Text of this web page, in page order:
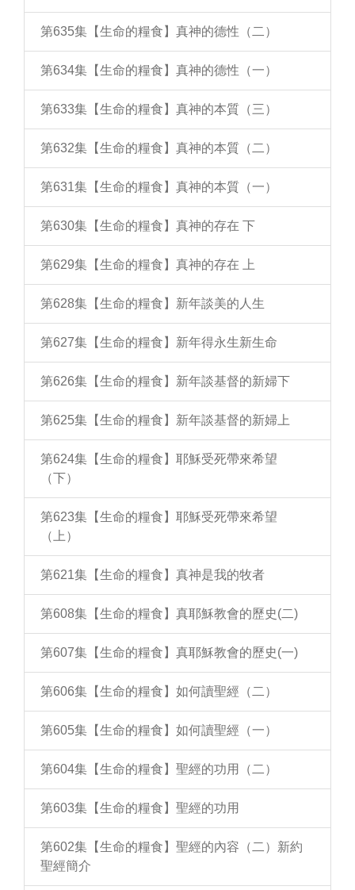
第635集【生命的糧食】真神的德性（二）
第634集【生命的糧食】真神的德性（一）
第633集【生命的糧食】真神的本質（三）
第632集【生命的糧食】真神的本質（二）
第631集【生命的糧食】真神的本質（一）
第630集【生命的糧食】真神的存在 下
第629集【生命的糧食】真神的存在 上
第628集【生命的糧食】新年談美的人生
第627集【生命的糧食】新年得永生新生命
第626集【生命的糧食】新年談基督的新婦下
第625集【生命的糧食】新年談基督的新婦上
第624集【生命的糧食】耶穌受死帶來希望
（下）
第623集【生命的糧食】耶穌受死帶來希望
（上）
第621集【生命的糧食】真神是我的牧者
第608集【生命的糧食】真耶穌教會的歷史(二)
第607集【生命的糧食】真耶穌教會的歷史(一)
第606集【生命的糧食】如何讀聖經（二）
第605集【生命的糧食】如何讀聖經（一）
第604集【生命的糧食】聖經的功用（二）
第603集【生命的糧食】聖經的功用
第602集【生命的糧食】聖經的內容（二）新約
聖經簡介